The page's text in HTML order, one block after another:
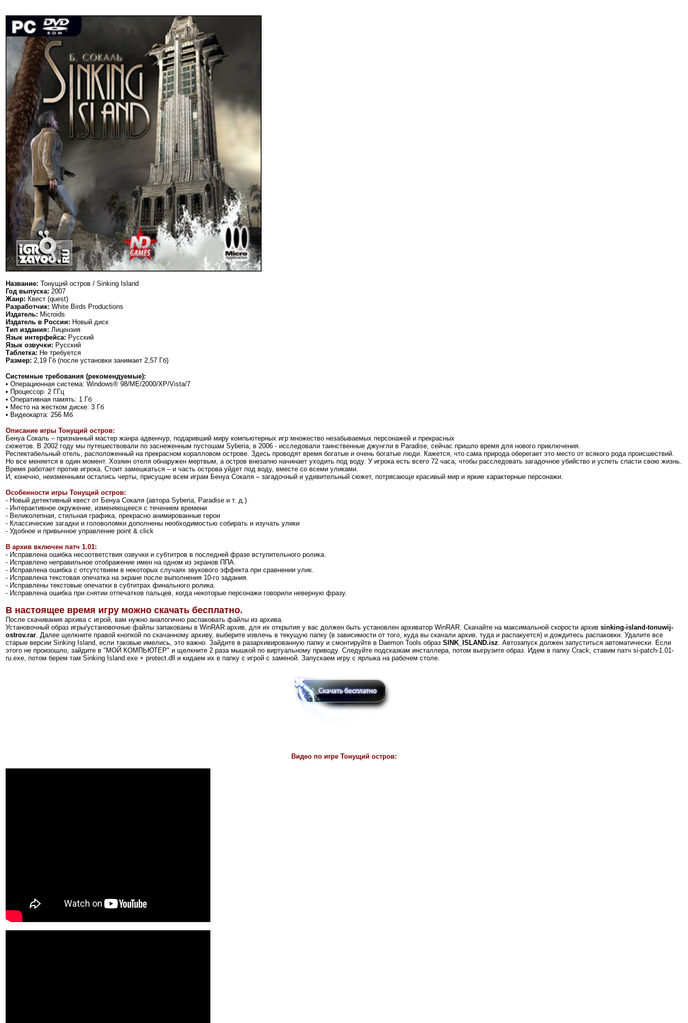
Название: Тонущий остров / Sinking Island
Год выпуска: 2007
Жанр: Квест (quest)
Разработчик: White Birds Productions
Издатель: Microids
Издатель в России: Новый диск
Тип издания: Лицензия
Язык интерфейса: Русский
Язык озвучки: Русский
Таблетка: Не требуется
Размер: 2,19 Гб (после установки занимает 2,57 Гб)
Системные требования (рекомендуемые):
• Операционная система: Windows® 98/ME/2000/XP/Vista/7
• Процессор: 2 ГГц
• Оперативная память: 1 Гб
• Место на жестком диске: 3 Гб
• Видеокарта: 256 Мб
Описание игры Тонущий остров:
Бенуа Сокаль – признанный мастер жанра адвенчур, подаривший миру компьютерных игр множество незабываемых персонажей и прекрасных
сюжетов. В 2002 году мы путешествовали по заснеженным пустошам Syberia, в 2006 - исследовали таинственные джунгли в Paradise, сейчас пришло время для нового приключения.
Респектабельный отель, расположенный на прекрасном коралловом острове. Здесь проводят время богатые и очень богатые люди. Кажется, что сама природа оберегает это место от всякого рода происшествий.
Но все меняется в один момент. Хозяин отеля обнаружен мертвым, а остров внезапно начинает уходить под воду. У игрока есть всего 72 часа, чтобы расследовать загадочное убийство и успеть спасти свою жизнь.
Время работает против игрока. Стоит замешкаться – и часть острова уйдет под воду, вместе со всеми уликами.
И, конечно, неизменными остались черты, присущие всем играм Бенуа Сокаля – загадочный и удивительный сюжет, потрясающе красивый мир и яркие характерные персонажи.
Особенности игры Тонущий остров:
- Новый детективный квест от Бенуа Сокаля (автора Syberia, Paradise и т. д.)
- Интерактивное окружение, изменяющееся с течением времени
- Великолепная, стильная графика, прекрасно анимированные герои
- Классические загадки и головоломки дополнены необходимостью собирать и изучать улики
- Удобное и привычное управление point & click
В архив включен патч 1.01:
- Исправлена ошибка несоответствия озвучки и субтитров в последней фразе вступительного ролика.
- Исправлено неправильное отображение имен на одном из экранов ППА.
- Исправлена ошибка с отсутствием в некоторых случаях звукового эффекта при сравнении улик.
- Исправлена текстовая опечатка на экране после выполнения 10-го задания.
- Исправлены текстовые опечатки в субтитрах финального ролика.
- Исправлена ошибка при снятии отпечатков пальцев, когда некоторые персонажи говорили неверную фразу.
В настоящее время игру можно скачать бесплатно.
После скачивания архива с игрой, вам нужно аналогично распаковать файлы из архива.
Установочный образ игры/установочные файлы запакованы в WinRAR архив, для их открытия у вас должен быть установлен архиватор WinRAR. Скачайте на максимальной скорости архив sinking-island-tonuwij-
ostrov.rar . Далее щелкните правой кнопкой по скачанному архиву, выберите извлечь в текущую папку (в зависимости от того, куда вы скачали архив, туда и распакуется) и дождитесь распаковки. Удалите все
старые версии Sinking Island, если таковые имелись, это важно. Зайдите в разархивированную папку и смонтируйте в Daemon Tools образ SINK_ISLAND.isz . Автозапуск должен запуститься автоматически. Если
этого не произошло, зайдите в "МОЙ КОМПЬЮТЕР" и щелкните 2 раза мышкой по виртуальному приводу. Следуйте подсказкам инсталлера, потом выгрузите образ. Идем в папку Crack, ставим патч si-patch-1.01-
ru.exe, потом берем там Sinking Island.exe + protect.dll и кидаем их в папку с игрой с заменой. Запускаем игру с ярлыка на рабочем столе.
Видео по игре Тонущий остров: